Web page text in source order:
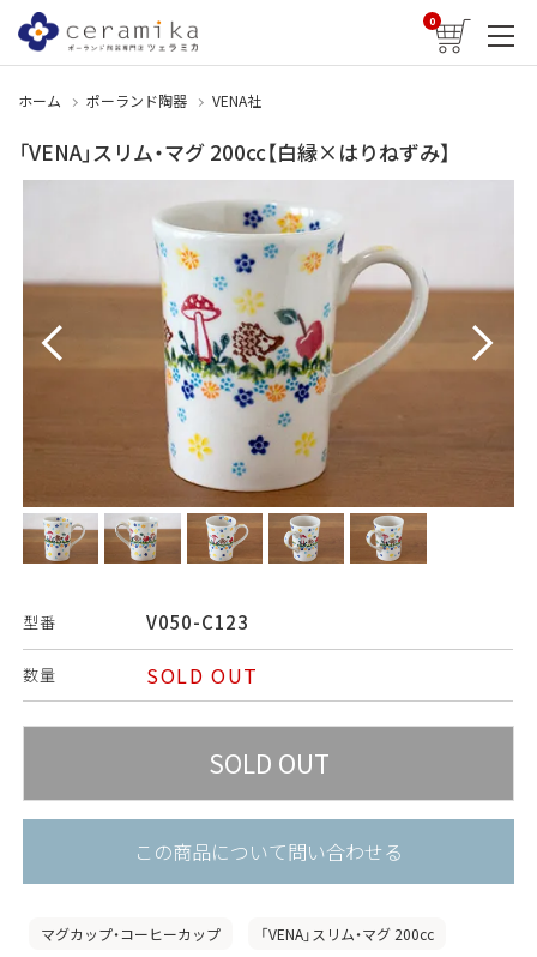
0
ホーム ポーランド陶器 VENA社
「VENA」スリム・マグ 200cc【白縁×はりねずみ】
型番 V050-C123
数量 SOLD OUT
この商品について問い合わせる
マグカップ・コーヒーカップ 「VENA」スリム・マグ 200cc